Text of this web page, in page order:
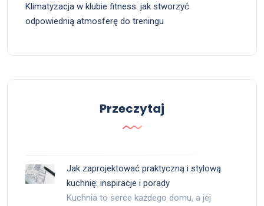
Klimatyzacja w klubie fitness: jak stworzyć
odpowiednią atmosferę do treningu
Przeczytaj
Jak zaprojektować praktyczną i stylową
kuchnię: inspiracje i porady
Kuchnia to serce każdego domu, a jej